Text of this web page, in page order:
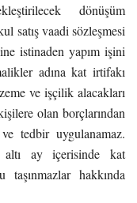
dönüşüm
satış vaadi sözleşmesi
istinaden yapım işini
adına kat irtifakı
ve işçilik alacakları
olan borçlarından
tedbir uygulanamaz.
altı ay içerisinde kat
taşınmazlar hakkında